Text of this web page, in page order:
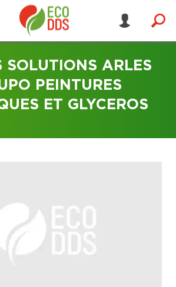
SOLUTIONS ARLES
PEINTURES
ET GLYCEROS